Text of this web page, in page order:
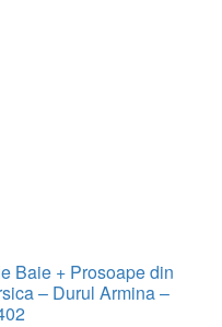
Baie + Prosoape din
– Durul Armina –